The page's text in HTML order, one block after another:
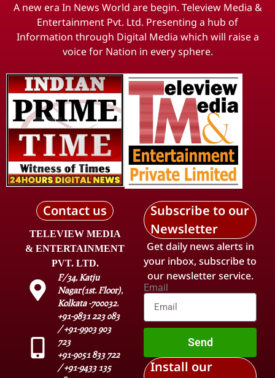
A new era In News World are begin. Teleview Media &
Entertainment Pvt. Ltd. Presenting a hub of
Information through Digital Media which will raise a
voice for Nation in every sphere.
Contact us
TELEVIEW MEDIA
& ENTERTAINMENT
PVT. LTD.
F/34, Katju
Nagar(1st. Floor),
Kolkata -700032.
+91-9831 223 083
/ +91-9903 903
723
+91-9051 833 722
/ +91-9433 135
Subscribe to our
Newsletter
Get daily news alerts in
your inbox, subscribe to
our newsletter service.
Email
Send
Install our